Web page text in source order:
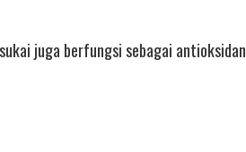
juga berfungsi sebagai antioksidan